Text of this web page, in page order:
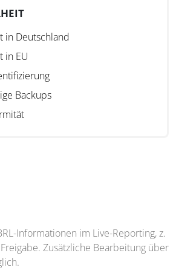
in Deutschland
in EU
Backups
Informationen im Live-Reporting, z.
Zusätzliche Bearbeitung über